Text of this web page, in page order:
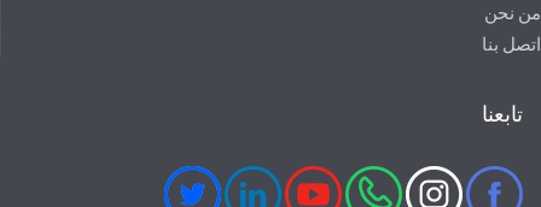
من نحن
اتصل بنا
تابعنا